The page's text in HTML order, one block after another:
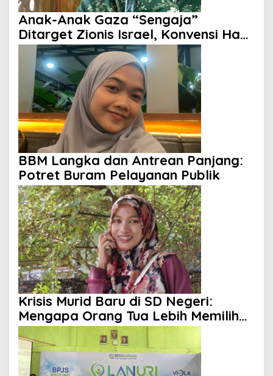
Anak-Anak Gaza “Sengaja”
Ditarget Zionis Israel, Konvensi Hak
Anak Tak Berdaya
BBM Langka dan Antrean Panjang:
Potret Buram Pelayanan Publik
Krisis Murid Baru di SD Negeri:
Mengapa Orang Tua Lebih Memilih
Sekolah Swasta?